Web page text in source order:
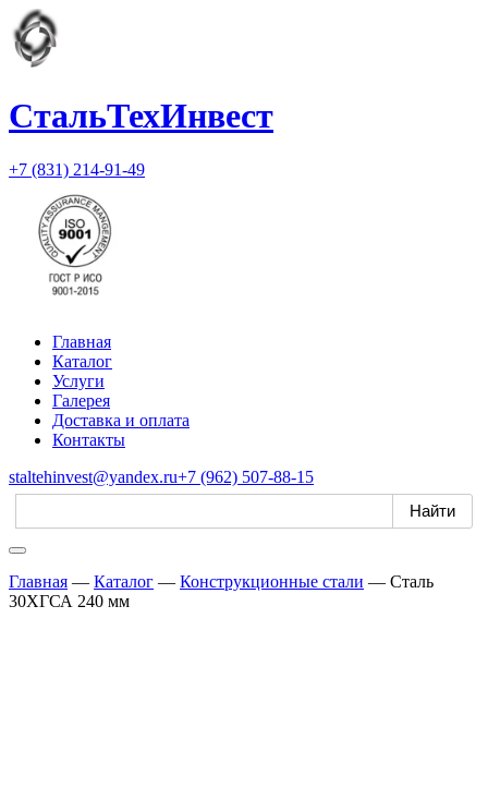
СтальТехИнвест
+7 (831) 214-91-49
Главная
Каталог
Услуги
Галерея
Доставка и оплата
Контакты
staltehinvest@yandex.ru+7 (962) 507-88-15
Главная — Каталог — Конструкционные стали — Сталь
30ХГСА 240 мм